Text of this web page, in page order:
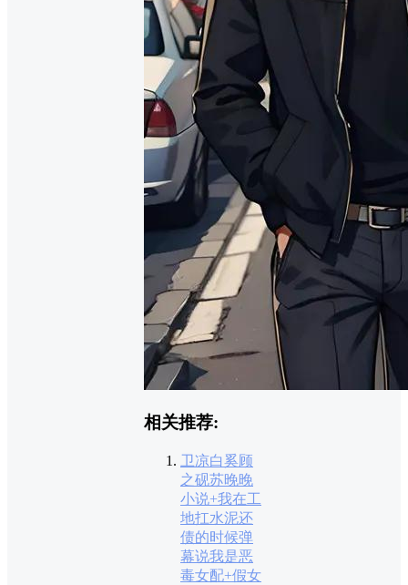
相关推荐:
卫凉白奚顾
之砚苏晚晚
小说+我在工
地扛水泥还
债的时候弹
幕说我是恶
毒女配+假女